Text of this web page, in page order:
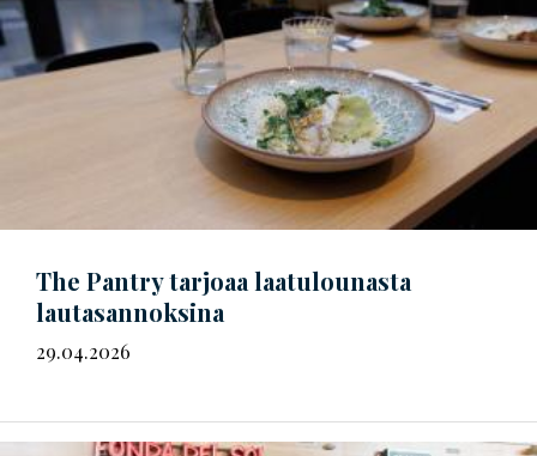
The Pantry tarjoaa laatulounasta
lautasannoksina
29.04.2026